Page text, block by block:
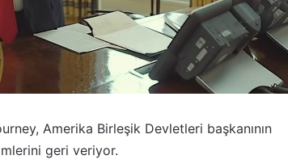
Amerika Birleşik Devletleri başkanının
geri veriyor.